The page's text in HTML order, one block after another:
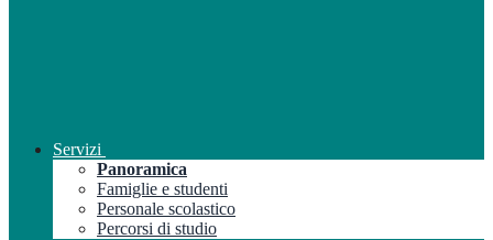
Servizi
Panoramica
Famiglie e studenti
Personale scolastico
Percorsi di studio